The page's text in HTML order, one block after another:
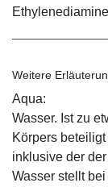
Weitere
Aqua:
Wasser. Ist zu
Körpers
inklusive der
Wasser stellt